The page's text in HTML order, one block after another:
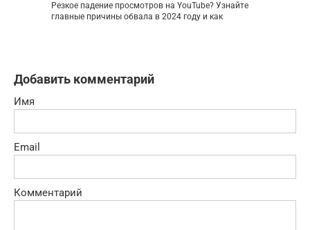
Резкое падение просмотров на YouTube? Узнайте
главные причины обвала в 2024 году и как
Добавить комментарий
Имя
Email
Комментарий